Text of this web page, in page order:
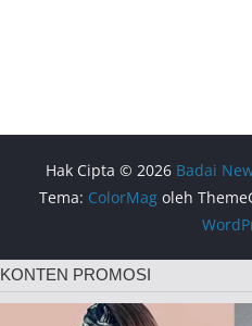
Hak Cipta © 2026 Badai
Tema: ColorMag oleh